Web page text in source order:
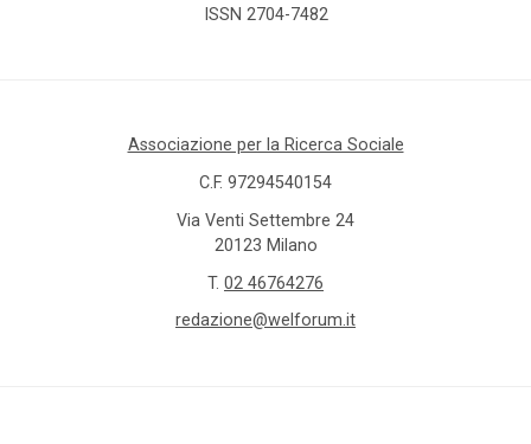
ISSN 2704-7482
Associazione per la Ricerca Sociale
C.F. 97294540154
Via Venti Settembre 24
20123 Milano
T. 02 46764276
redazione@welforum.it